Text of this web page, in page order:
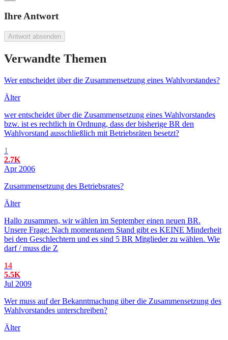
Ihre Antwort
Antwort absenden
Verwandte Themen
Wer entscheidet über die Zusammensetzung eines Wahlvorstandes?
Älter
wer entscheidet über die Zusammensetzung eines Wahlvorstandes
bzw. ist es rechtlich in Ordnung, dass der bisherige BR den
Wahlvorstand ausschließlich mit Betriebsräten besetzt?
1
2.7K
Apr 2006
Zusammensetzung des Betriebsrates?
Älter
Hallo zusammen, wir wählen im September einen neuen BR.
Unsere Frage: Nach momentanem Stand gibt es KEINE Minderheit
bei den Geschlechtern und es sind 5 BR Mitglieder zu wählen. Wie
darf / muss die Z
14
5.5K
Jul 2009
Wer muss auf der Bekanntmachung über die Zusammensetzung des
Wahlvorstandes unterschreiben?
Älter